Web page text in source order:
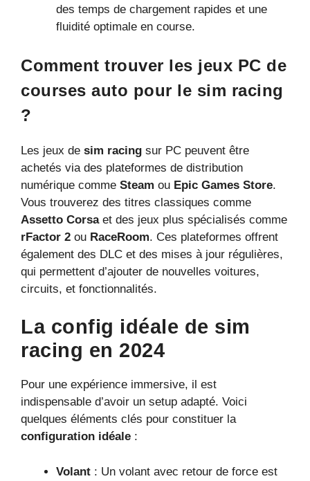
des temps de chargement rapides et une
fluidité optimale en course.
Comment trouver les jeux PC de
courses auto pour le sim racing
?
Les jeux de sim racing sur PC peuvent être
achetés via des plateformes de distribution
numérique comme Steam ou Epic Games Store.
Vous trouverez des titres classiques comme
Assetto Corsaet des jeux plus spécialisés comme
rFactor 2 ou RaceRoom. Ces plateformes offrent
également des DLC et des mises à jour régulières,
qui permettent d’ajouter de nouvelles voitures,
circuits, et fonctionnalités.
La config idéale de sim
racing en 2024
Pour une expérience immersive, il est
indispensable d’avoir un setup adapté. Voici
quelques éléments clés pour constituer la
configuration idéale :
Volant : Un volant avec retour de force est